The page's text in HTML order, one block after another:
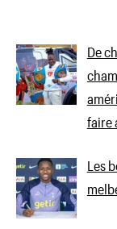
De
faire
Les